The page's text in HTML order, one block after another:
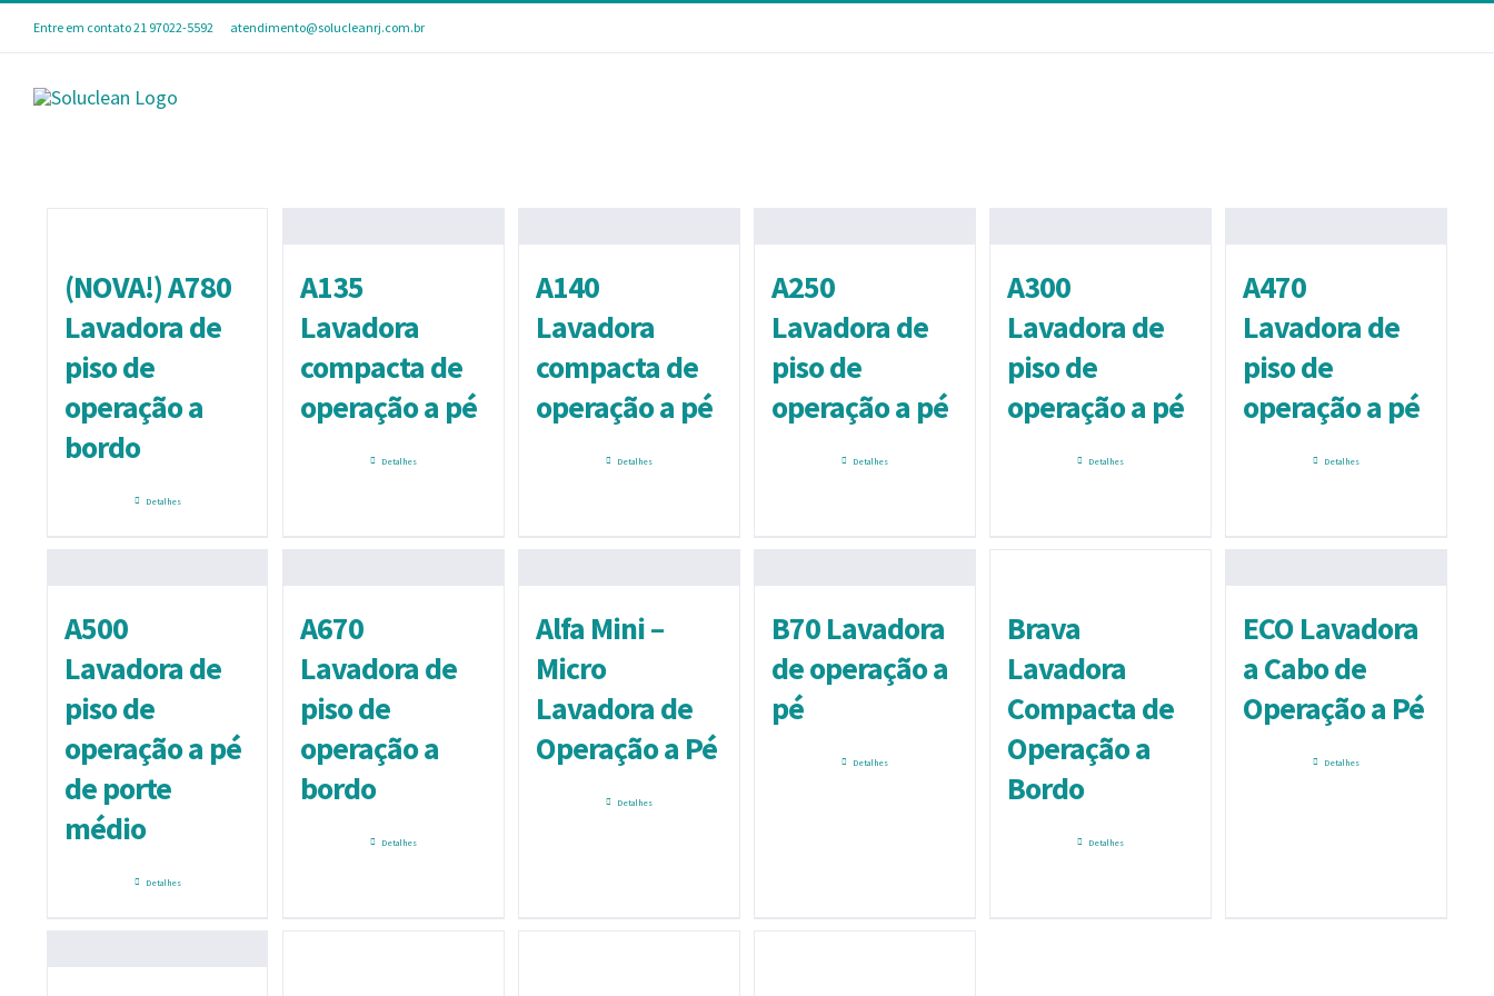
content
Entre em contato 21 97022-5592 atendimento@solucleanrj.com.br
(NOVA!) A780
Lavadora de
piso de
operação a
bordo
Detalhes
A135
Lavadora
compacta de
operação a pé
Detalhes
A140
Lavadora
compacta de
operação a pé
Detalhes
A250
Lavadora de
piso de
operação a pé
Detalhes
A300
Lavadora de
piso de
operação a pé
Detalhes
A470
Lavadora de
piso de
operação a pé
Detalhes
A500
Lavadora de
piso de
operação a pé
de porte
médio
Detalhes
A670
Lavadora de
piso de
operação a
bordo
Detalhes
Alfa Mini –
Micro
Lavadora de
Operação a Pé
Detalhes
B70 Lavadora
de operação a
pé
Detalhes
Brava
Lavadora
Compacta de
Operação a
Bordo
Detalhes
ECO Lavadora
a Cabo de
Operação a Pé
Detalhes